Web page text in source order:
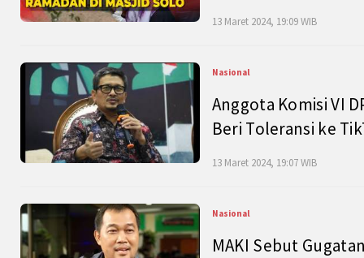
13 Maret 2024, 19:09 WIB
Nasional
Anggota Komisi VI
Beri Toleransi ke
13 Maret 2024, 19:07 WIB
Nasional
MAKI Sebut